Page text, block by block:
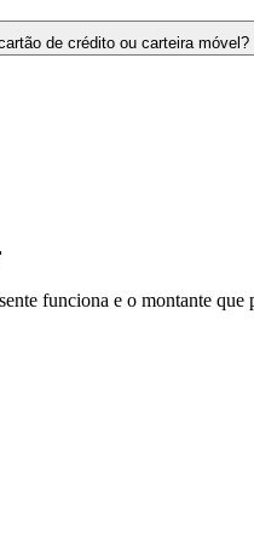
de crédito ou carteira móvel?
funciona e o montante que